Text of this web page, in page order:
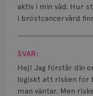
aktiv i min våd. Hur
i bröstcancervård
Visa svar
SVAR:
Hej! Jag förstår din
logiskt att risken för
man väntar. Men
Prognos
Risker
Strålning
Vätska